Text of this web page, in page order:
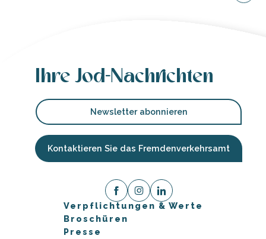
Ihre Jod-Nachrichten
Newsletter abonnieren
Kontaktieren Sie das Fremdenverkehrsamt
Verpflichtungen & Werte
Broschüren
Presse